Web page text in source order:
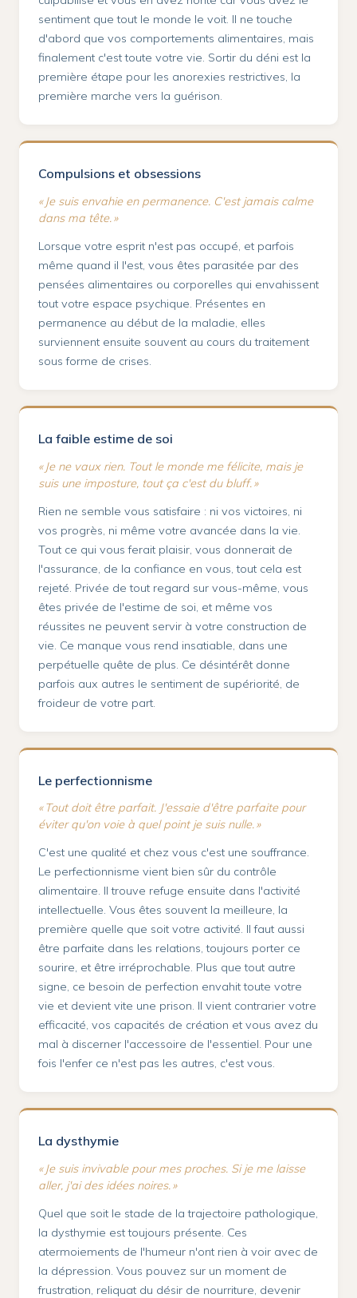
sentiment que tout le monde le voit. Il ne touche
d'abord que vos comportements alimentaires, mais
finalement c'est toute votre vie. Sortir du déni est la
première étape pour les anorexies restrictives, la
première marche vers la guérison.
Compulsions et obsessions
« Je suis envahie en permanence. C'est jamais calme
dans ma tête. »
Lorsque votre esprit n'est pas occupé, et parfois
même quand il l'est, vous êtes parasitée par des
pensées alimentaires ou corporelles qui envahissent
tout votre espace psychique. Présentes en
permanence au début de la maladie, elles
surviennent ensuite souvent au cours du traitement
sous forme de crises.
La faible estime de soi
« Je ne vaux rien. Tout le monde me félicite, mais je
suis une imposture, tout ça c'est du bluff. »
Rien ne semble vous satisfaire : ni vos victoires, ni
vos progrès, ni même votre avancée dans la vie.
Tout ce qui vous ferait plaisir, vous donnerait de
l'assurance, de la confiance en vous, tout cela est
rejeté. Privée de tout regard sur vous-même, vous
êtes privée de l'estime de soi, et même vos
réussites ne peuvent servir à votre construction de
vie. Ce manque vous rend insatiable, dans une
perpétuelle quête de plus. Ce désintérêt donne
parfois aux autres le sentiment de supériorité, de
froideur de votre part.
Le perfectionnisme
« Tout doit être parfait. J'essaie d'être parfaite pour
éviter qu'on voie à quel point je suis nulle. »
C'est une qualité et chez vous c'est une souffrance.
Le perfectionnisme vient bien sûr du contrôle
alimentaire. Il trouve refuge ensuite dans l'activité
intellectuelle. Vous êtes souvent la meilleure, la
première quelle que soit votre activité. Il faut aussi
être parfaite dans les relations, toujours porter ce
sourire, et être irréprochable. Plus que tout autre
signe, ce besoin de perfection envahit toute votre
vie et devient vite une prison. Il vient contrarier votre
efficacité, vos capacités de création et vous avez du
mal à discerner l'accessoire de l'essentiel. Pour une
fois l'enfer ce n'est pas les autres, c'est vous.
La dysthymie
« Je suis invivable pour mes proches. Si je me laisse
aller, j'ai des idées noires. »
Quel que soit le stade de la trajectoire pathologique,
la dysthymie est toujours présente. Ces
atermoiements de l'humeur n'ont rien à voir avec de
la dépression. Vous pouvez sur un moment de
frustration, reliquat du désir de nourriture, devenir